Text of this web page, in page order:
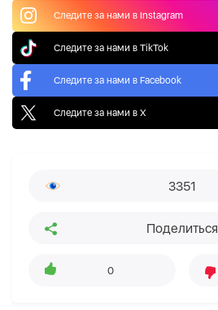
Следите за нами в Instagram
Следите за нами в TikTok
Следите за нами в Facebook
Следите за нами в X
3351
Поделиться
0